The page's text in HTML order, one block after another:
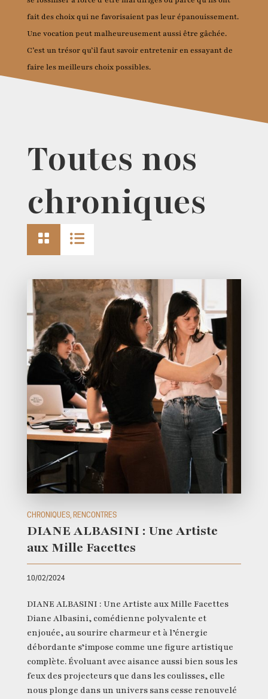
fait des choix qui ne favorisaient pas leur épanouissement.
Une vocation peut malheureusement aussi être gâchée.
C’est un trésor qu’il faut savoir entretenir en essayant de
faire les meilleurs choix possibles.
Toutes nos
chroniques
 
CHRONIQUES, RENCONTRES
DIANE ALBASINI : Une Artiste
aux Mille Facettes
10/02/2024
DIANE ALBASINI : Une Artiste aux Mille Facettes
Diane Albasini, comédienne polyvalente et
enjouée, au sourire charmeur et à l’énergie
débordante s’impose comme une figure artistique
complète. Évoluant avec aisance aussi bien sous les
feux des projecteurs que dans les coulisses, elle
nous plonge dans un univers sans cesse renouvelé